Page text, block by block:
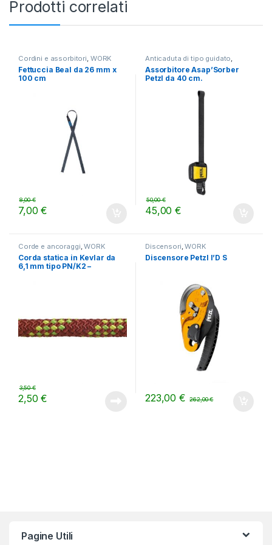
Prodotti correlati
Cordini e assorbitori, WORK
Fettuccia Beal da 26 mm x
100 cm
7,00€
8,00€
Anticaduta di tipo guidato,
WORK
Assorbitore Asap’Sorber
Petzl da 40 cm.
45,00€
50,00€
Corde e ancoraggi,WORK
Corda statica in Kevlar da
6,1 mm tipo PN/K2 –
2,50€
3,50€
Discensori,WORK
Discensore Petzl I’D S
223,00€ 262,00€
Pagine Utili